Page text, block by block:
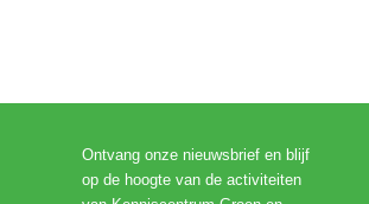
Ontvang onze nieuwsbrief en blijf
op de hoogte van de activiteiten